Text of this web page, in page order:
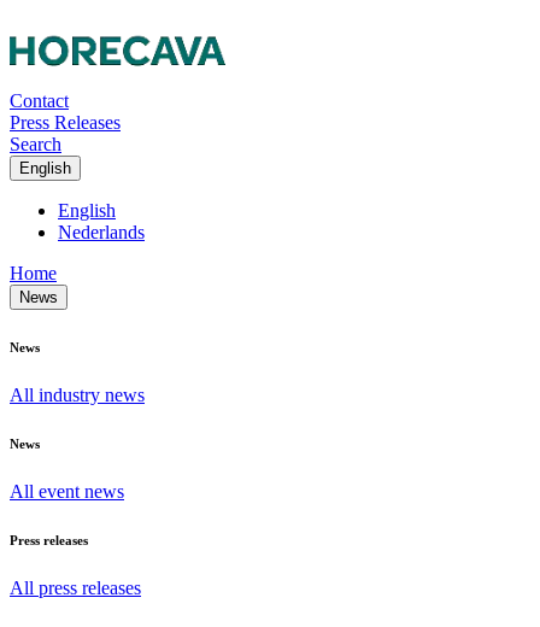
Contact
Press Releases
Search
English
English
Nederlands
Home
News
News
All industry news
News
All event news
Press releases
All press releases